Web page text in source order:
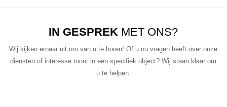
IN GESPREK MET ONS?
Wij kijken ernaar uit om van u te horen! Of u nu vragen heeft over onze
diensten of interesse toont in een specifiek object? Wij staan klaar om
u te helpen.